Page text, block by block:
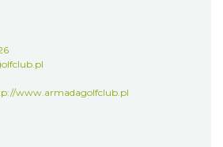
www.armadagolfclub.pl